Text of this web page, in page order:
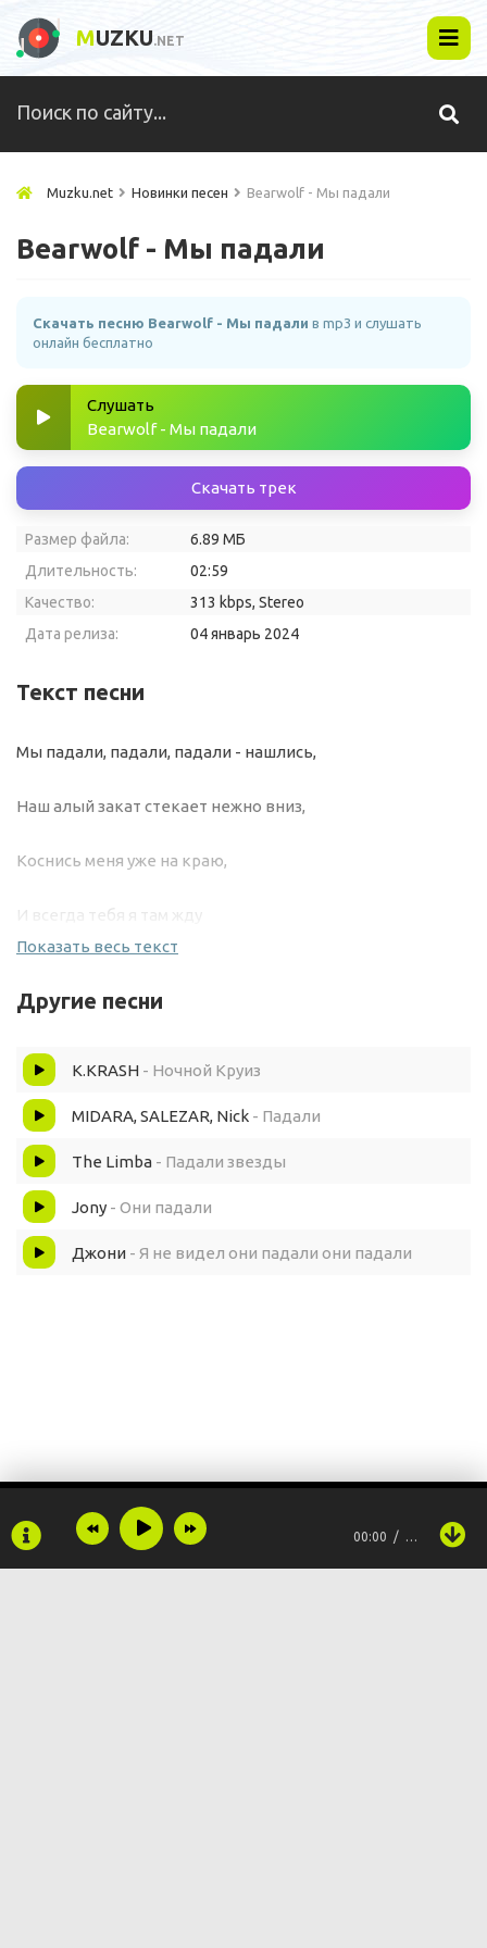
MUZKU.NET
Muzku.net Новинки песен Bearwolf - Мы падали
Bearwolf - Мы падали
Скачать песню Bearwolf - Мы падали в mp3 и слушать
онлайн бесплатно
Слушать
Bearwolf - Мы падали
Скачать трек
Размер файла:
6.89 МБ
Длительность:
02:59
Качество:
313 kbps, Stereo
Дата релиза:
04 январь 2024
Текст песни
Мы падали, падали, падали - нашлись,
Наш алый закат стекает нежно вниз,
Коснись меня уже на краю,
И всегда тебя я там жду
И по неволе моя душа так стонет
И без осадка тонет, Иди пока живой
Мы падали, падали, падали - нашлись,
Показать весь текст
Другие песни
K.KRASH - Ночной Круиз
MIDARA, SALEZAR, Nick - Падали
The Limba - Падали звезды
Jony - Они падали
Джони - Я не видел они падали они падали
00:00